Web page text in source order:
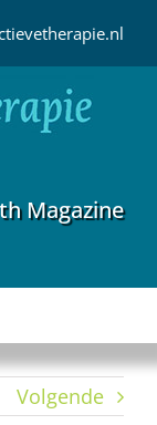
Magazine
Volgende